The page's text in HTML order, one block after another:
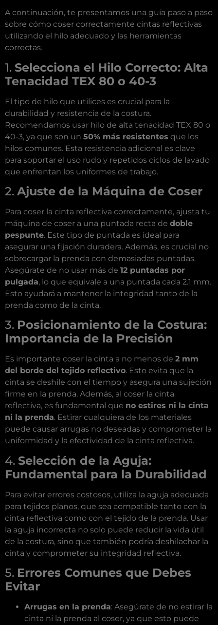
A continuación, te presentamos una guía paso a paso
sobre cómo coser correctamente cintas reflectivas
utilizando el hilo adecuado y las herramientas
correctas.
1. Selecciona el Hilo Correcto: Alta
Tenacidad TEX 80 o 40-3
El tipo de hilo que utilices es crucial para la
durabilidad y resistencia de la costura.
Recomendamos usar hilo de alta tenacidad TEX 80 o
40-3, ya que son un 50% más resistentes que los
hilos comunes. Esta resistencia adicional es clave
para soportar el uso rudo y repetidos ciclos de lavado
que enfrentan los uniformes de trabajo.
2. Ajuste de la Máquina de Coser
Para coser la cinta reflectiva correctamente, ajusta tu
máquina de coser a una puntada recta de doble
pespunte. Este tipo de puntada es ideal para
asegurar una fijación duradera. Además, es crucial no
sobrecargar la prenda con demasiadas puntadas.
Asegúrate de no usar más de 12 puntadas por
pulgada, lo que equivale a una puntada cada 2.1 mm.
Esto ayudará a mantener la integridad tanto de la
prenda como de la cinta.
3. Posicionamiento de la Costura:
Importancia de la Precisión
Es importante coser la cinta a no menos de 2 mm
del borde del tejido reflectivo. Esto evita que la
cinta se deshile con el tiempo y asegura una sujeción
firme en la prenda. Además, al coser la cinta
reflectiva, es fundamental que no estires ni la cinta
ni la prenda. Estirar cualquiera de los materiales
puede causar arrugas no deseadas y comprometer la
uniformidad y la efectividad de la cinta reflectiva.
4. Selección de la Aguja:
Fundamental para la Durabilidad
Para evitar errores costosos, utiliza la aguja adecuada
para tejidos planos, que sea compatible tanto con la
cinta reflectiva como con el tejido de la prenda. Usar
la aguja incorrecta no solo puede reducir la vida útil
de la costura, sino que también podría deshilachar la
cinta y comprometer su integridad reflectiva.
5. Errores Comunes que Debes
Evitar
Arrugas en la prenda: Asegúrate de no estirar la
cinta ni la prenda al coser, ya que esto puede